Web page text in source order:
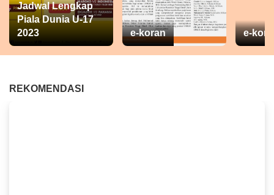
Jadwal Lengkap
Piala Dunia U-17
2023
e-koran e-
REKOMENDASI